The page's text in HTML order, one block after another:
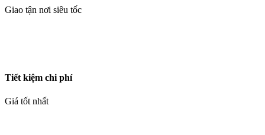
Giao tận nơi siêu tốc
Tiết kiệm chi phí
Giá tốt nhất